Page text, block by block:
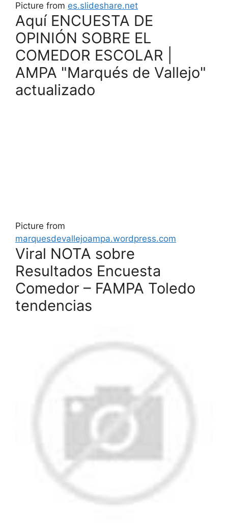
Picture from es.slideshare.net
Aquí ENCUESTA DE
OPINIÓN SOBRE EL
COMEDOR ESCOLAR |
AMPA "Marqués de Vallejo"
actualizado
Picture from
marquesdevallejoampa.wordpress.com
Viral NOTA sobre
Resultados Encuesta
Comedor – FAMPA Toledo
tendencias